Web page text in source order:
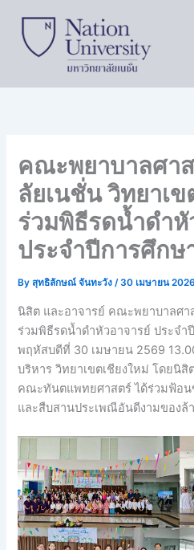
content
คณะพยาบาลศา
ลัยเนชั่น วิทยาเข
ร่วมพิธีรดน้ำดำหั
ประจำปีการศึกษ
By สุทธิลักษณ์ จันทะวัง/30 เมษายน 2026
นิสิต และอาจารย์ คณะพยาบาลศา
ร่วมพิธีรดน้ำดำหัวอาจารย์ ประจำ
พฤหัสบดีที่ 30 เมษายน 2569
บริหาร วิทยาเขตเชียงใหม่ โดยนิ
คณะทันตแพทยศาสตร์ ได้ร่วมฟ้อ
และสืบสานประเพณีอันดีงามของล้